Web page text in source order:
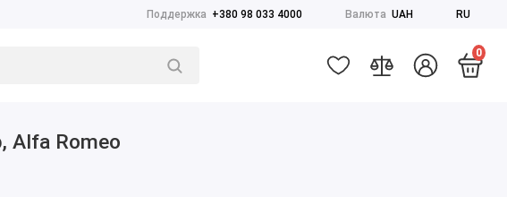
Поддержка +380 98 033 4000 Валюта UAH RU
0
Alfa Romeo